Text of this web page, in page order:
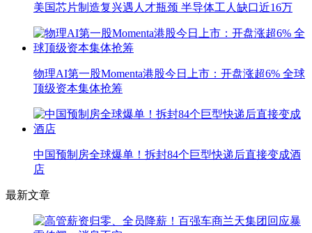
美国芯片制造复兴遇人才瓶颈 半导体工人缺口近16万
物理AI第一股Momenta港股今日上市：开盘涨超6% 全球
顶级资本集体抢筹
中国预制房全球爆单！拆封84个巨型快递后直接变成酒
店
最新文章